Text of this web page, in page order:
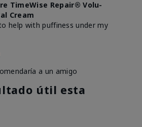
TimeWise Repair® Volu-
Cream
help with puffiness under my
a un amigo
útil esta